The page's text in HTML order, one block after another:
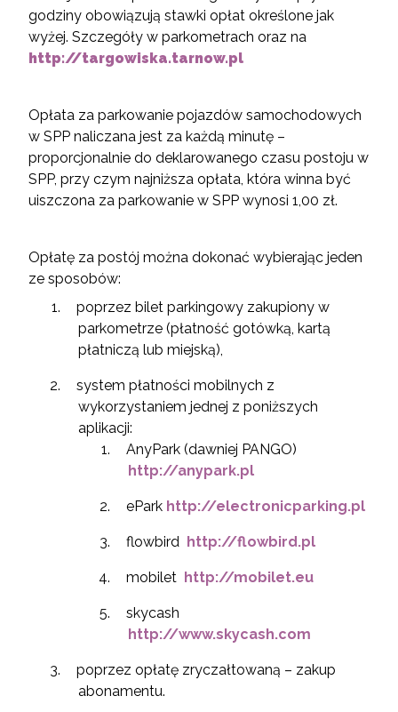
godziny obowiązują stawki opłat określone jak
wyżej. Szczegóły w parkometrach oraz na
http://targowiska.tarnow.pl
Opłata za parkowanie pojazdów samochodowych
w SPP naliczana jest za każdą minutę –
proporcjonalnie do deklarowanego czasu postoju w
SPP, przy czym najniższa opłata, która winna być
uiszczona za parkowanie w SPP wynosi 1,00 zł.
Opłatę za postój można dokonać wybierając jeden
ze sposobów:
poprzez bilet parkingowy zakupiony w
parkometrze (płatność gotówką, kartą
płatniczą lub miejską),
system płatności mobilnych z
wykorzystaniem jednej z poniższych
aplikacji:
AnyPark (dawniej PANGO)
http://anypark.pl
ePark http://electronicparking.pl
flowbird http://flowbird.pl
mobilet http://mobilet.eu
skycash
http://www.skycash.com
poprzez opłatę zryczałtowaną – zakup
abonamentu.